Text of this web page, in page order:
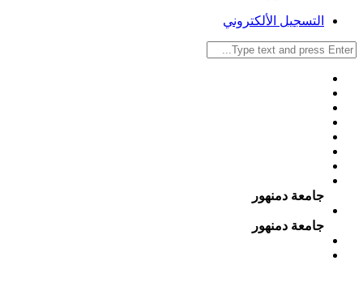
التسجيل الألكتروني
جامعة دمنهور
جامعة دمنهور